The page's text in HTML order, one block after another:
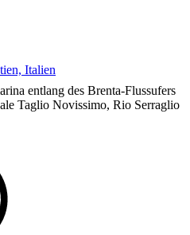
Italien
entlang des Brenta-Flussufers
Taglio Novissimo, Rio Serraglio